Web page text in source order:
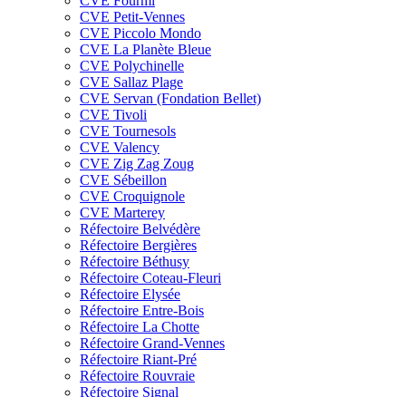
CVE Petit-Vennes
CVE Piccolo Mondo
CVE La Planète Bleue
CVE Polychinelle
CVE Sallaz Plage
CVE Servan (Fondation Bellet)
CVE Tivoli
CVE Tournesols
CVE Valency
CVE Zig Zag Zoug
CVE Sébeillon
CVE Croquignole
CVE Marterey
Réfectoire Belvédère
Réfectoire Bergières
Réfectoire Béthusy
Réfectoire Coteau-Fleuri
Réfectoire Elysée
Réfectoire Entre-Bois
Réfectoire La Chotte
Réfectoire Grand-Vennes
Réfectoire Riant-Pré
Réfectoire Rouvraie
Réfectoire Signal